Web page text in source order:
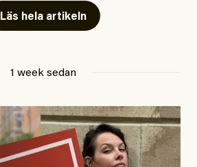
Läs hela artikeln
1 week sedan